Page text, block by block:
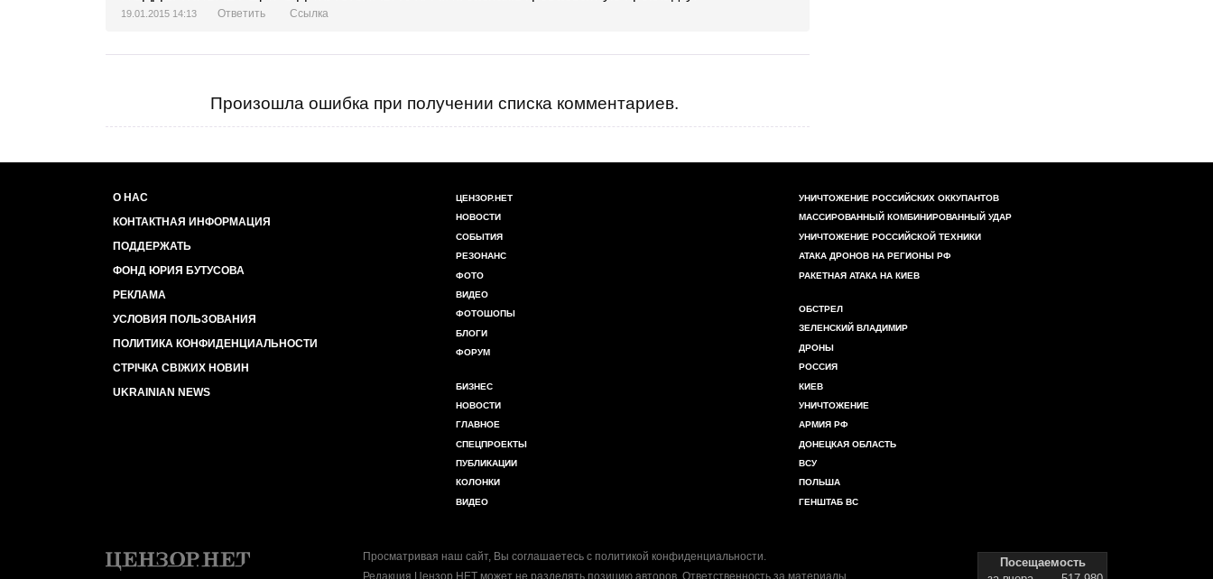
19.01.2015 14:13 Ответить Ссылка
Произошла ошибка при получении списка комментариев.
О НАС
КОНТАКТНАЯ ИНФОРМАЦИЯ
ПОДДЕРЖАТЬ
ФОНД ЮРИЯ БУТУСОВА
РЕКЛАМА
УСЛОВИЯ ПОЛЬЗОВАНИЯ
ПОЛИТИКА КОНФИДЕНЦИАЛЬНОСТИ
СТРІЧКА СВІЖИХ НОВИН
UKRAINIAN NEWS
ЦЕНЗОР.НЕТ
НОВОСТИ
СОБЫТИЯ
РЕЗОНАНС
ФОТО
ВИДЕО
ФОТОШОПЫ
БЛОГИ
ФОРУМ
БИЗНЕС
НОВОСТИ
ГЛАВНОЕ
СПЕЦПРОЕКТЫ
ПУБЛИКАЦИИ
КОЛОНКИ
ВИДЕО
УНИЧТОЖЕНИЕ РОССИЙСКИХ ОККУПАНТОВ
МАССИРОВАННЫЙ КОМБИНИРОВАННЫЙ УДАР
УНИЧТОЖЕНИЕ РОССИЙСКОЙ ТЕХНИКИ
АТАКА ДРОНОВ НА РЕГИОНЫ РФ
РАКЕТНАЯ АТАКА НА КИЕВ
ОБСТРЕЛ
ЗЕЛЕНСКИЙ ВЛАДИМИР
ДРОНЫ
РОССИЯ
КИЕВ
УНИЧТОЖЕНИЕ
АРМИЯ РФ
ДОНЕЦКАЯ ОБЛАСТЬ
ВСУ
ПОЛЬША
ГЕНШТАБ ВС
Просматривая наш сайт, Вы соглашаетесь с политикой конфиденциальности.
Посещаемость